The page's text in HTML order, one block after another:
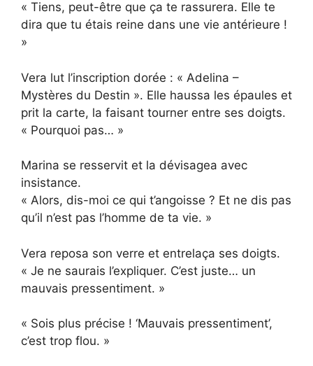
« Tiens, peut-être que ça te rassurera. Elle te
dira que tu étais reine dans une vie antérieure !
»
Vera lut l’inscription dorée : « Adelina –
Mystères du Destin ». Elle haussa les épaules et
prit la carte, la faisant tourner entre ses doigts.
« Pourquoi pas… »
Marina se resservit et la dévisagea avec
insistance.
« Alors, dis-moi ce qui t’angoisse ? Et ne dis pas
qu’il n’est pas l’homme de ta vie. »
Vera reposa son verre et entrelaça ses doigts.
« Je ne saurais l’expliquer. C’est juste… un
mauvais pressentiment. »
« Sois plus précise ! ‘Mauvais pressentiment’,
c’est trop flou. »